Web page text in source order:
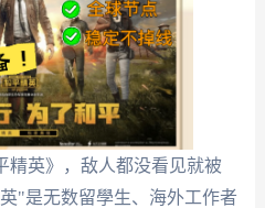
精英》，敌人都没看见就被
"是无数留學生、海外工作者